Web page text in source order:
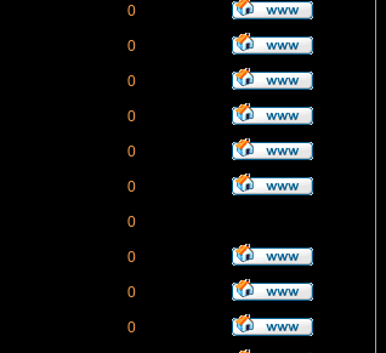
0
0
0
0
0
0
0
0
0
0